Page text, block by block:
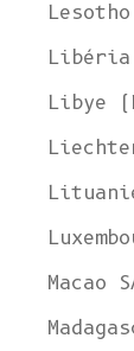
Libéria
Libye
Macao